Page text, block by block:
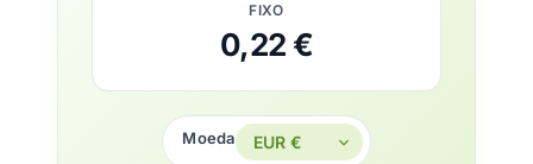
FIXO
0,22 €
Moeda